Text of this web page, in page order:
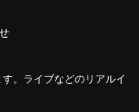
。ライブなどのリアルイ